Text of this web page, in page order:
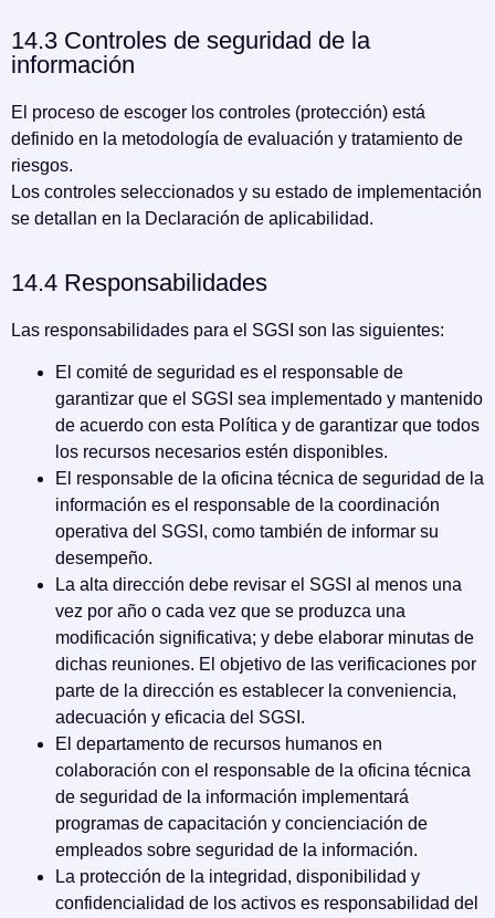
14.3 Controles de seguridad de la
información
El proceso de escoger los controles (protección) está
definido en la metodología de evaluación y tratamiento de
riesgos.
Los controles seleccionados y su estado de implementación
se detallan en la Declaración de aplicabilidad.
14.4 Responsabilidades
Las responsabilidades para el SGSI son las siguientes:
El comité de seguridad es el responsable de
garantizar que el SGSI sea implementado y mantenido
de acuerdo con esta Política y de garantizar que todos
los recursos necesarios estén disponibles.
El responsable de la oficina técnica de seguridad de la
información es el responsable de la coordinación
operativa del SGSI, como también de informar su
desempeño.
La alta dirección debe revisar el SGSI al menos una
vez por año o cada vez que se produzca una
modificación significativa; y debe elaborar minutas de
dichas reuniones. El objetivo de las verificaciones por
parte de la dirección es establecer la conveniencia,
adecuación y eficacia del SGSI.
El departamento de recursos humanos en
colaboración con el responsable de la oficina técnica
de seguridad de la información implementará
programas de capacitación y concienciación de
empleados sobre seguridad de la información.
La protección de la integridad, disponibilidad y
confidencialidad de los activos es responsabilidad del